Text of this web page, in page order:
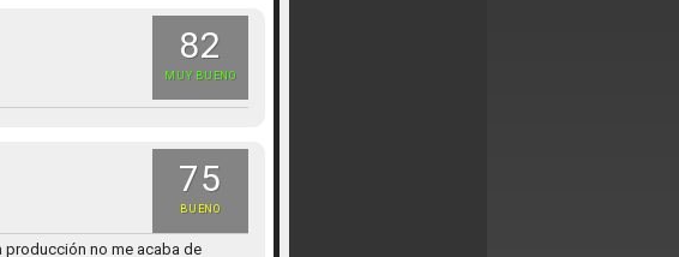
82
MUY BUENO
75
BUENO
producción no me acaba de